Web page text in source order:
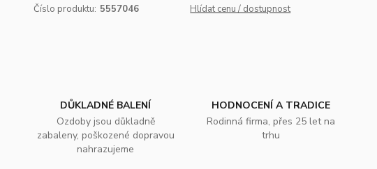
Číslo produktu: 5557046 Hlídat cenu / dostupnost
DŮKLADNÉ BALENÍ
Ozdoby jsou důkladně
zabaleny, poškozené dopravou
nahrazujeme
HODNOCENÍ A TRADICE
Rodinná firma, přes 25 let na
trhu